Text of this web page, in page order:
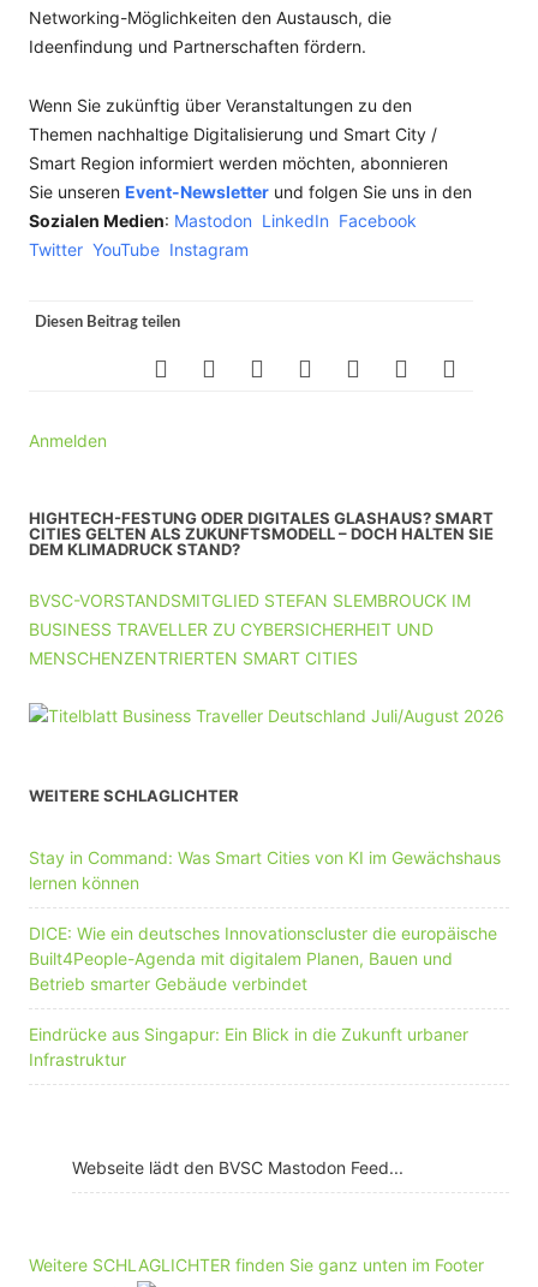
Networking-Möglichkeiten den Austausch, die
Ideenfindung und Partnerschaften fördern.
Wenn Sie zukünftig über Veranstaltungen zu den
Themen nachhaltige Digitalisierung und Smart City /
Smart Region informiert werden möchten, abonnieren
Sie unseren Event-Newsletter und folgen Sie uns in den
Sozialen Medien: Mastodon LinkedIn Facebook
Twitter YouTube Instagram
Diesen Beitrag teilen
Anmelden
HIGHTECH-FESTUNG ODER DIGITALES GLASHAUS? SMART
CITIES GELTEN ALS ZUKUNFTSMODELL – DOCH HALTEN SIE
DEM KLIMADRUCK STAND?
BVSC-VORSTANDSMITGLIED STEFAN SLEMBROUCK IM
BUSINESS TRAVELLER ZU CYBERSICHERHEIT UND
MENSCHENZENTRIERTEN SMART CITIES
WEITERE SCHLAGLICHTER
Stay in Command: Was Smart Cities von KI im Gewächshaus
lernen können
DICE: Wie ein deutsches Innovationscluster die europäische
Built4People-Agenda mit digitalem Planen, Bauen und
Betrieb smarter Gebäude verbindet
Eindrücke aus Singapur: Ein Blick in die Zukunft urbaner
Infrastruktur
Webseite lädt den BVSC Mastodon Feed...
Weitere SCHLAGLICHTER finden Sie ganz unten im Footer